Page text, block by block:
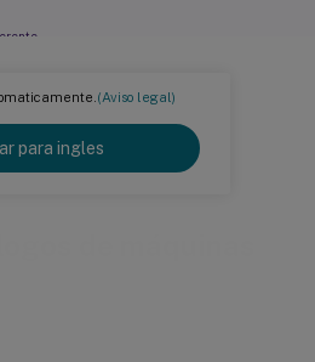
(Aviso legal)
para ingles
Directory em um catálogo